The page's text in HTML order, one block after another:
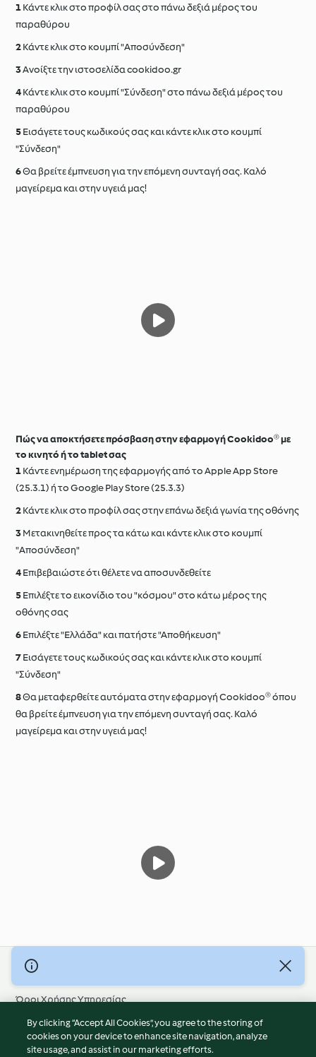
Κάντε κλικ στο προφίλ σας στο πάνω δεξιά μέρος του
παραθύρου
Κάντε κλικ στο κουμπί "Aποσύνδεση"
Ανοίξτε την ιστοσελίδα cookidoo.gr
Κάντε κλικ στο κουμπί "Σύνδεση" στο πάνω δεξιά μέρος του
παραθύρου
Εισάγετε τους κωδικούς σας και κάντε κλικ στο κουμπί
"Σύνδεση"
Θα βρείτε έμπνευση για την επόμενη συνταγή σας. Καλό
μαγείρεμα και στην υγειά μας!
Πώς να αποκτήσετε πρόσβαση στην εφαρμογή Cookidoo® με
το κινητό ή το tablet σας
Κάντε ενημέρωση της εφαρμογής από το Apple App Store
(25.3.1) ή το Google Play Store (25.3.3)
Κάντε κλικ στο προφίλ σας στην επάνω δεξιά γωνία της οθόνης
Μετακινηθείτε προς τα κάτω και κάντε κλικ στο κουμπί
"Aποσύνδεση"
Επιβεβαιώστε ότι θέλετε να αποσυνδεθείτε
Επιλέξτε το εικονίδιο του "κόσμου" στο κάτω μέρος της
οθόνης σας
Επιλέξτε "Ελλάδα" και πατήστε "Αποθήκευση"
Εισάγετε τους κωδικούς σας και κάντε κλικ στο κουμπί
"Σύνδεση"
Θα μεταφερθείτε αυτόματα στην εφαρμογή Cookidoo® όπου
θα βρείτε έμπνευση για την επόμενη συνταγή σας. Καλό
μαγείρεμα και στην υγειά μας!
© Πνευματικά Δικαιώματα 2026
Όροι Χρήσης Υπηρεσίας
Πολιτική Απορρήτου
Δήλωση Αποποίησης Ευθύνης
By clicking “Accept All Cookies”, you agree to the storing of
cookies on your device to enhance site navigation, analyze
site usage, and assist in our marketing efforts.